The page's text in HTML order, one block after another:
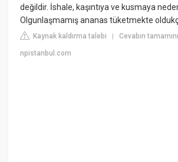
değildir. İshale, kaşıntıya ve kusmaya
Olgunlaşmamış ananas tüketmekte
Kaynak kaldırma talebi |Cevabın
npistanbul.com